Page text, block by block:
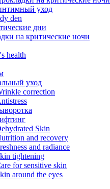
уход
den
дни
на критические ночи
health
уход
correction
Skin
and recovery
and radiance
tightening
for sensitive skin
around the eyes